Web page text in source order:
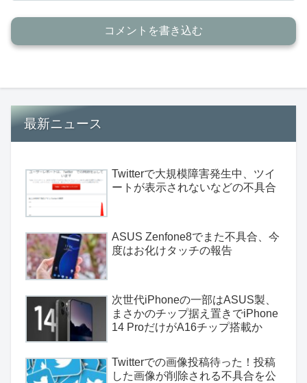
コメントを書き込む
最新ニュース
Twitterで大規模障害発生中、ツイ
ートが表示されないなどの不具合
ASUS Zenfone8でまた不具合、今
度はお化けタッチの報告
次世代iPhoneの一部はASUS製、
まさかのチップ据え置きでiPhone
14 ProだけがA16チップ搭載か
Twitterでの画像投稿待った！投稿
した画像が削除される不具合を公